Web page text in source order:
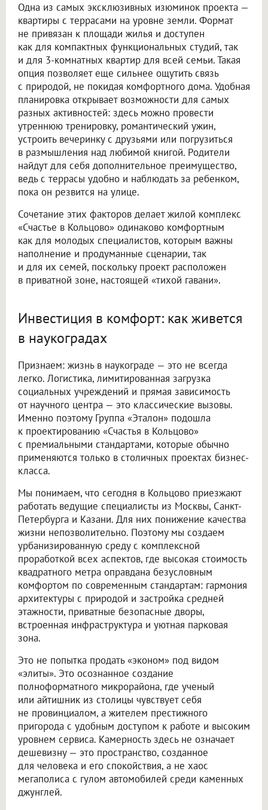
Одна из самых эксклюзивных изюминок проекта —
квартиры с террасами на уровне земли. Формат
не привязан к площади жилья и доступен
как для компактных функциональных студий, так
и для 3-комнатных квартир для всей семьи. Такая
опция позволяет еще сильнее ощутить связь
с природой, не покидая комфортного дома. Удобная
планировка открывает возможности для самых
разных активностей: здесь можно провести
утреннюю тренировку, романтический ужин,
устроить вечеринку с друзьями или погрузиться
в размышления над любимой книгой. Родители
найдут для себя дополнительное преимущество,
ведь с террасы удобно и наблюдать за ребенком,
пока он резвится на улице.
Сочетание этих факторов делает жилой комплекс
«Счастье в Кольцово» одинаково комфортным
как для молодых специалистов, которым важны
наполнение и продуманные сценарии, так
и для их семей, поскольку проект расположен
в приватной зоне, настоящей «тихой гавани».
Инвестиция в комфорт: как живется
в наукоградах
Признаем: жизнь в наукограде — это не всегда
легко. Логистика, лимитированная загрузка
социальных учреждений и прямая зависимость
от научного центра — это классические вызовы.
Именно поэтому Группа «Эталон» подошла
к проектированию «Счастья в Кольцово»
с премиальными стандартами, которые обычно
применяются только в столичных проектах бизнес-
класса.
Мы понимаем, что сегодня в Кольцово приезжают
работать ведущие специалисты из Москвы, Санкт-
Петербурга и Казани. Для них понижение качества
жизни непозволительно. Поэтому мы создаем
урбанизированную среду с комплексной
проработкой всех аспектов, где высокая стоимость
квадратного метра оправдана безусловным
комфортом по современным стандартам: гармония
архитектуры с природой и застройка средней
этажности, приватные безопасные дворы,
встроенная инфраструктура и уютная парковая
зона.
Это не попытка продать «эконом» под видом
«элиты». Это осознанное создание
полноформатного микрорайона, где ученый
или айтишник из столицы чувствует себя
не провинциалом, а жителем престижного
пригорода с удобным доступом к работе и высоким
уровнем сервиса. Камерность здесь не означает
дешевизну — это пространство, созданное
для человека и его спокойствия, а не хаос
мегаполиса с гулом автомобилей среди каменных
джунглей.